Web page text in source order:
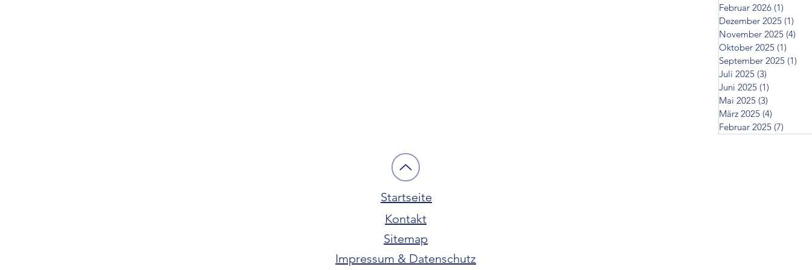
Februar 2026 (1)
Dezember 2025 (1)
November 2025 (4)
Oktober 2025 (1)
September 2025 (1)
Juli 2025 (3)
Juni 2025 (1)
Mai 2025 (3)
März 2025 (4)
Februar 2025 (7)
Startseite
Kontakt
Sitemap
Impressum & Datenschutz